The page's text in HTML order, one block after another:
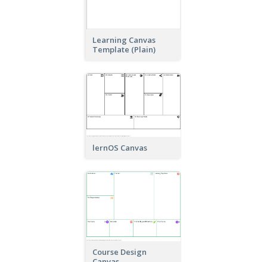
Learning Canvas
Template (Plain)
lernOS Canvas
Course Design